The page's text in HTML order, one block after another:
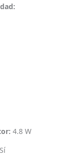
4.8 W
Sí